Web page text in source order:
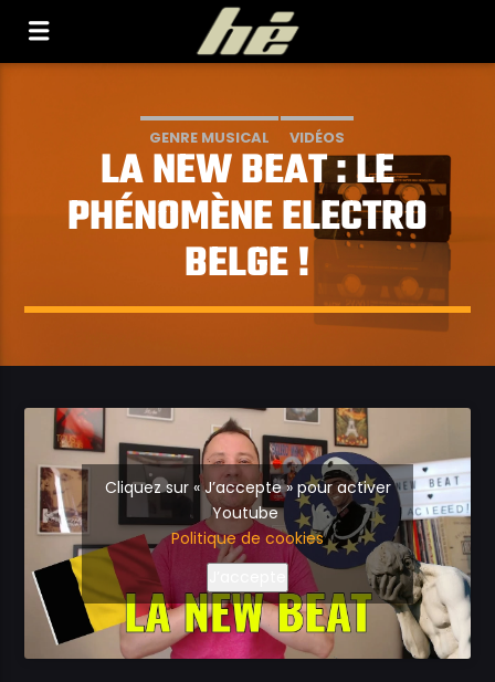
GENRE MUSICAL VIDÉOS
LA NEW BEAT : LE
PHÉNOMÈNE ELECTRO
BELGE !
Cliquez sur « J’accepte » pour activer
Youtube
Politique de cookies